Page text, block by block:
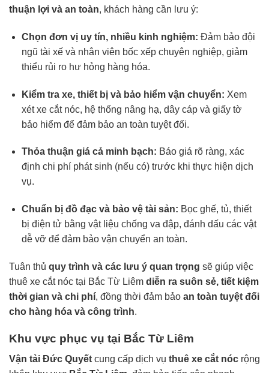
thuận lợi và an toàn, khách hàng cần lưu ý:
Chọn đơn vị uy tín, nhiều kinh nghiệm: Đảm bảo đội
ngũ tài xế và nhân viên bốc xếp chuyên nghiệp, giảm
thiểu rủi ro hư hỏng hàng hóa.
Kiểm tra xe, thiết bị và bảo hiểm vận chuyển: Xem
xét xe cắt nóc, hệ thống nâng hạ, dây cáp và giấy tờ
bảo hiểm để đảm bảo an toàn tuyệt đối.
Thỏa thuận giá cả minh bạch: Báo giá rõ ràng, xác
định chi phí phát sinh (nếu có) trước khi thực hiện dịch
vụ.
Chuẩn bị đồ đạc và bảo vệ tài sản: Bọc ghế, tủ, thiết
bị điện tử bằng vật liệu chống va đập, đánh dấu các vật
dễ vỡ để đảm bảo vận chuyển an toàn.
Tuân thủ quy trình và các lưu ý quan trọng sẽ giúp việc
thuê xe cắt nóc tại Bắc Từ Liêm diễn ra suôn sẻ, tiết kiệm
thời gian và chi phí, đồng thời đảm bảo an toàn tuyệt đối
cho hàng hóa và công trình.
Khu vực phục vụ tại Bắc Từ Liêm
Vận tải Đức Quyết cung cấp dịch vụ thuê xe cắt nóc rộng